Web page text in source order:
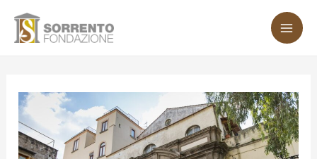
Navigazione
articoli